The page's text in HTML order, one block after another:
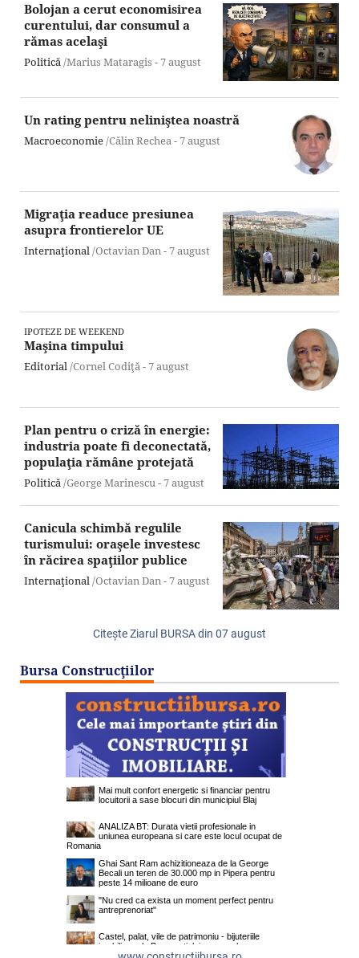
Bolojan a cerut economisirea
curentului, dar consumul a
rămas acelaşi
Politică/Marius Mataragis -7 august
Un rating pentru neliniştea noastră
Macroeconomie/Călin Rechea -7 august
Migraţia readuce presiunea
asupra frontierelor UE
Internaţional/Octavian Dan -7 august
IPOTEZE DE WEEKEND
Maşina timpului
Editorial/Cornel Codiţă -7 august
Plan pentru o criză în energie:
industria poate fi deconectată,
populaţia rămâne protejată
Politică/George Marinescu -7 august
Canicula schimbă regulile
turismului: oraşele investesc
în răcirea spaţiilor publice
Internaţional/Octavian Dan -7 august
Citeşte Ziarul BURSA din 07 august
Bursa Construcţiilor